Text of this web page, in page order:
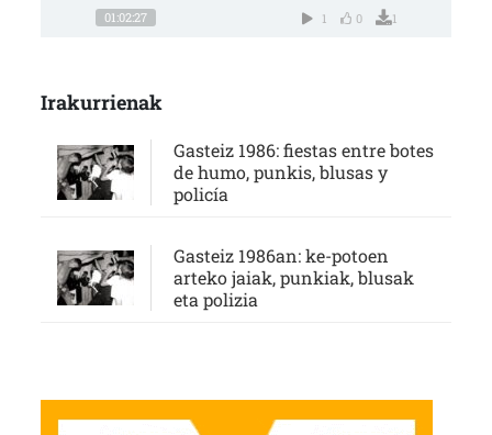
01:02:27 1 0 1
Irakurrienak
Gasteiz 1986: fiestas entre botes
de humo, punkis, blusas y
policía
Gasteiz 1986an: ke-potoen
arteko jaiak, punkiak, blusak
eta polizia